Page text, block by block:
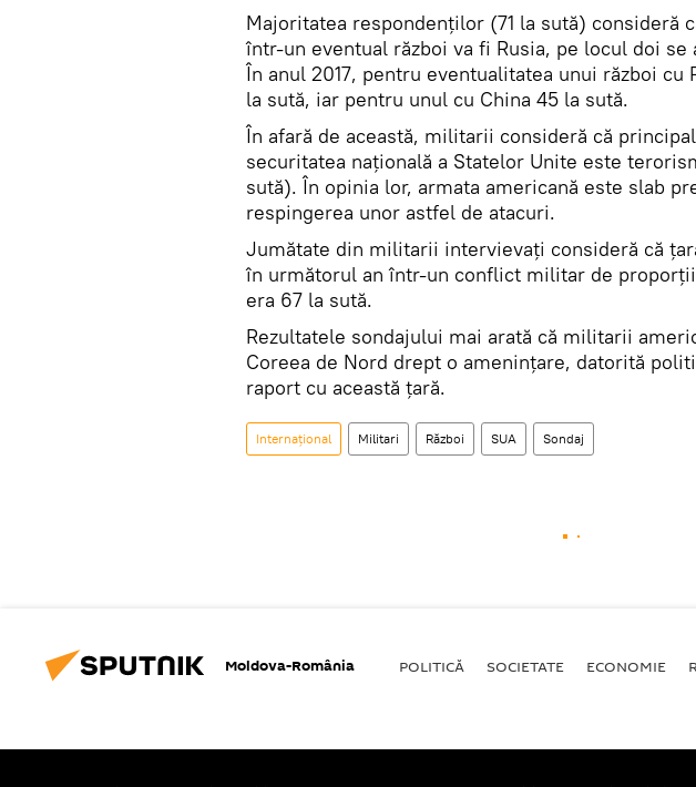
Majoritatea respondenților (71 la sută) consideră
într-un eventual război va fi Rusia, pe locul doi se
În anul 2017, pentru eventualitatea unui război cu
la sută, iar pentru unul cu China 45 la sută.
În afară de această, militarii consideră că
securitatea națională a Statelor Unite este
sută). În opinia lor, armata americană este slab
respingerea unor astfel de atacuri.
Jumătate din militarii intervievați consideră că
în următorul an într-un conflict militar de
era 67 la sută.
Rezultatele sondajului mai arată că militarii
Coreea de Nord drept o amenințare, datorită
raport cu această țară.
Internaţional Militari Război SUA Sondaj
Moldova-România POLITICĂ SOCIETATE ECONOMIE